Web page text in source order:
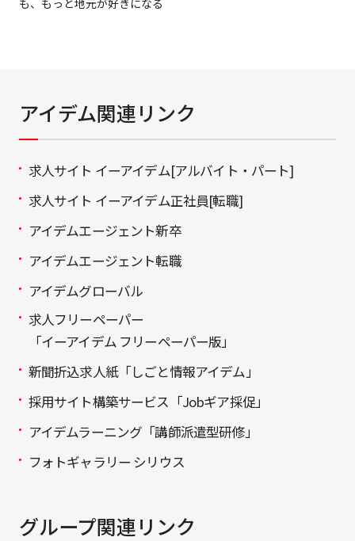
アイデム関連リンク
求人サイト イーアイデム[アルバイト・パート]
求人サイト イーアイデム正社員[転職]
アイデムエージェント新卒
アイデムエージェント転職
アイデムグローバル
求人フリーペーパー
「イーアイデム フリーペーパー版」
新聞折込求人紙「しごと情報アイデム」
採用サイト構築サービス「Jobギア採促」
アイデムラーニング「講師派遣型研修」
フォトギャラリー シリウス
グループ関連リンク